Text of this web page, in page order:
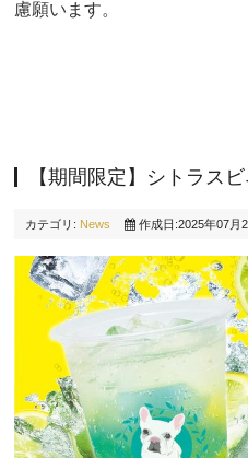
慮願います。
【期間限定】シトラス
カテゴリ: News 作成日:2025年07月